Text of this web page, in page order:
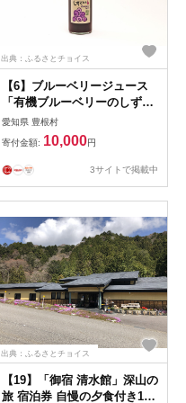
出典：ふるさとチョイス
【6】ブルーベリージュース
「有機ブルーベリーのしずく
たち」（２本）
愛知県 豊根村
寄付金額: 10,000円
3サイトで掲載中
出典：ふるさとチョイス
【19】「御宿 清水館」深山の
旅 宿泊券 自慢の夕食付き1泊